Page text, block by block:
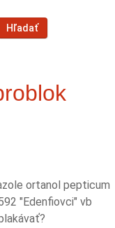
Hľadať
ortanol pepticum
"Edenfiovci" vb